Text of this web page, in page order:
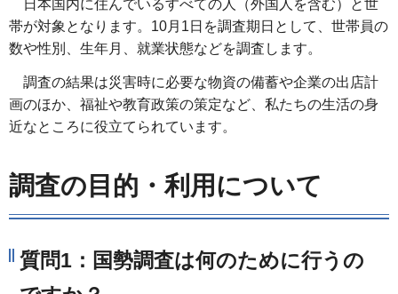
日本国内に住んでいるすべての人（外国人を含む）と世
帯が対象となります。10月1日を調査期日として、世帯員の
数や性別、生年月、就業状態などを調査します。
調査の結果は災害時に必要な物資の備蓄や企業の出店計
画のほか、福祉や教育政策の策定など、私たちの生活の身
近なところに役立てられています。
調査の目的・利用について
質問1：国勢調査は何のために行うの